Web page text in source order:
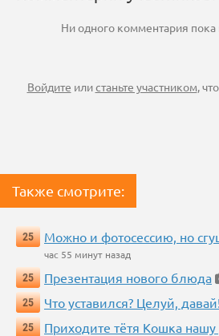
Ни одного комментария
Войдите илистаньте участником,
Также смотрите:
25 Можно и фотосессию, но
час 55 минут назад
25
Презентация нового блюда
25
Что уставился? Целуй, давай!
25
Приходите тётя Кошка нашу